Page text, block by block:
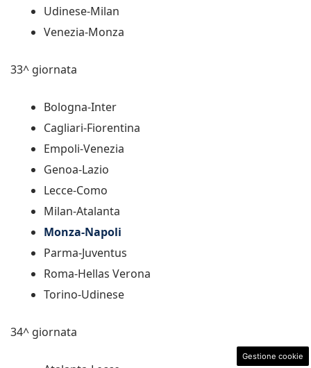
Udinese-Milan
Venezia-Monza
33^ giornata
Bologna-Inter
Cagliari-Fiorentina
Empoli-Venezia
Genoa-Lazio
Lecce-Como
Milan-Atalanta
Monza-Napoli
Parma-Juventus
Roma-Hellas Verona
Torino-Udinese
34^ giornata
Gestione cookie